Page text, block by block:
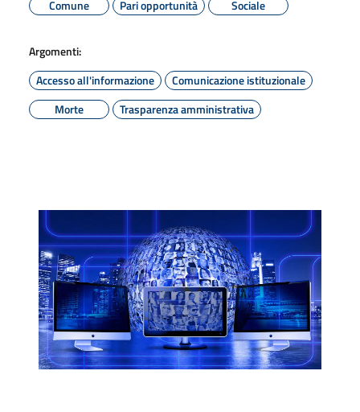
Comune
Pari opportunità Sociale
Argomenti:
Accesso all'informazione
Comunicazione istituzionale
Morte
Trasparenza amministrativa